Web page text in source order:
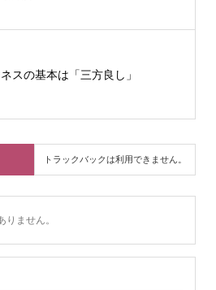
スの基本は「三方良し」
トラックバックは利用できません。
りません。